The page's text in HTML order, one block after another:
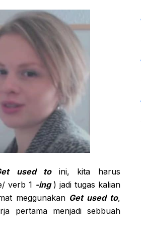
used to ini, kita harus
verb 1 -ing ) jadi tugas kalian
meggunakan Get used to,
pertama menjadi sebbuah